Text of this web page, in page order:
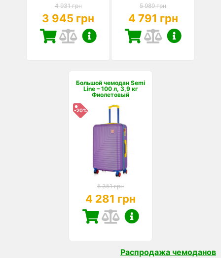
4 931 грн
3 945 грн
5 989 грн
4 791 грн
Большой чемодан Semi
Line – 100 л, 3,9 кг
Фиолетовый
-20%
5 351 грн
4 281 грн
Распродажа чемоданов